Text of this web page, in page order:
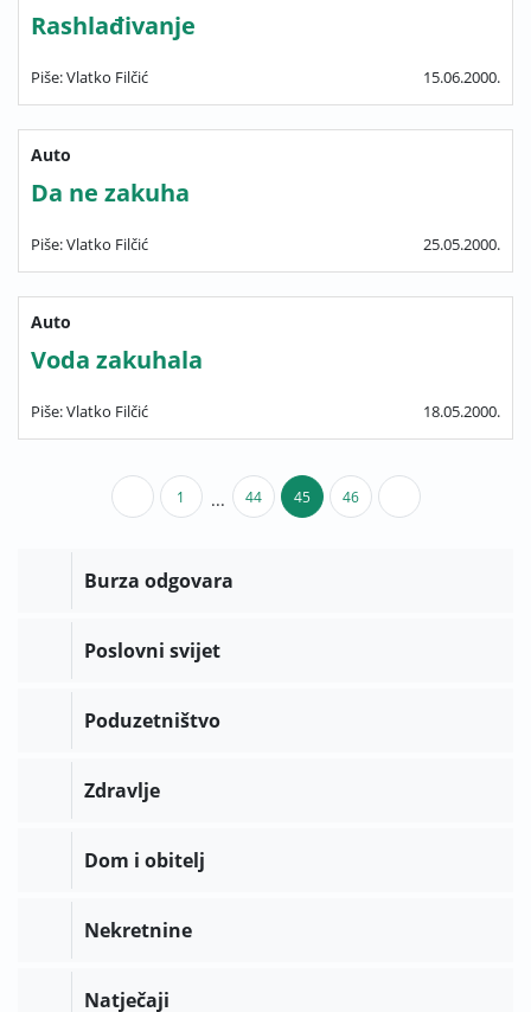
Rashlađivanje
Piše: Vlatko Filčić 15.06.2000.
Auto
Da ne zakuha
Piše: Vlatko Filčić 25.05.2000.
Auto
Voda zakuhala
Piše: Vlatko Filčić 18.05.2000.
1 ... 44 45 46
Burza odgovara
Poslovni svijet
Poduzetništvo
Zdravlje
Dom i obitelj
Nekretnine
Natječaji